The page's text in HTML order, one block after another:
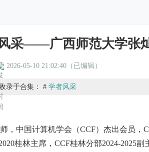
采——广西师范大学张
2026-05-10 21:02:40（已编辑）
录于合集： #学者风采
，中国计算机学会（CCF）杰出会员，
桂林主席，CCF桂林分部2024-2025